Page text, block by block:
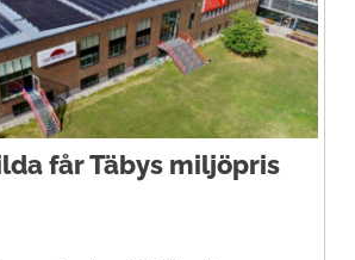
får Täbys miljöpris